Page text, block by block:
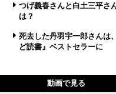
つげ義春さんと白土三平
は？
死去した丹羽宇一郎さん
ど読書』ベストセラーに
動画で見る